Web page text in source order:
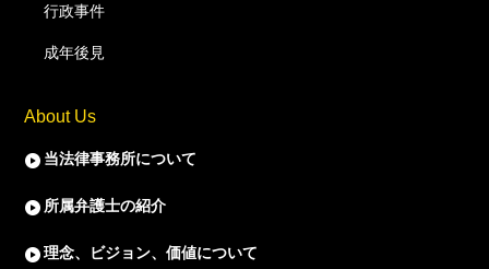
行政事件
成年後見
About Us
当法律事務所について
所属弁護士の紹介
理念、ビジョン、価値について